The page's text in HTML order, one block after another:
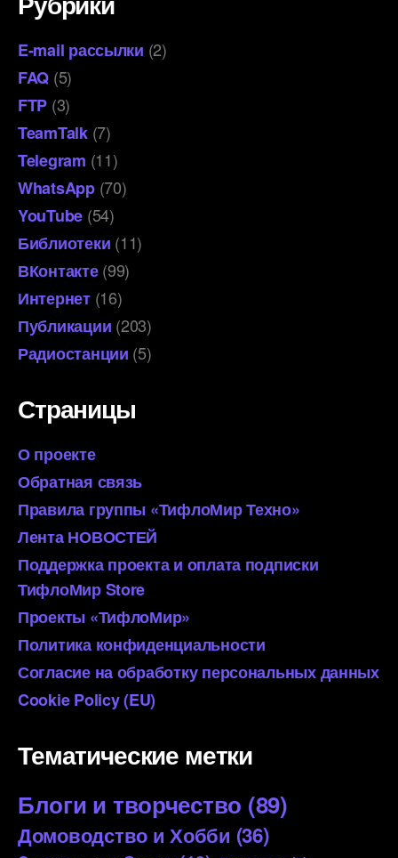
E-mail рассылки (2)
FAQ (5)
FTP (3)
TeamTalk(7)
Telegram (11)
WhatsApp(70)
YouTube (54)
Библиотеки (11)
ВКонтакте(99)
Интернет(16)
Публикации (203)
Радиостанции (5)
Страницы
О проекте
Обратная связь
Правила группы «ТифлоМир Техно»
Лента НОВОСТЕЙ
Поддержка проекта и оплата подписки
ТифлоМир Store
Проекты «ТифлоМир»
Политика конфиденциальности
Согласие на обработку персональных данных
Cookie Policy (EU)
Тематические метки
Блоги и творчество (89)
Домоводство и Хобби (36)